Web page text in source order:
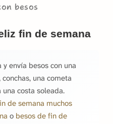
besos
fin de semana
envía besos con una
una cometa
costa soleada.
de semana muchos
o besos de fin de